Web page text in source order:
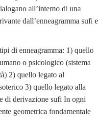
all’interno di una
dall’enneagramma sufi e
di enneagramma: 1) quello
o psicologico (sistema
2) quello legato al
3) quello legato alla
di derivazione sufi In ogni
geometrica fondamentale